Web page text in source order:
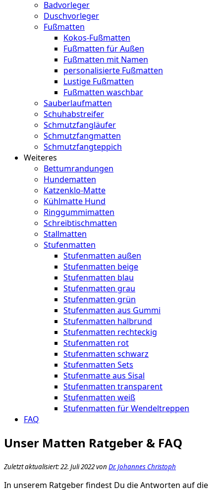
Badvorleger
Duschvorleger
Fußmatten
Kokos-Fußmatten
Fußmatten für Außen
Fußmatten mit Namen
personalisierte Fußmatten
Lustige Fußmatten
Fußmatten waschbar
Sauberlaufmatten
Schuhabstreifer
Schmutzfangläufer
Schmutzfangmatten
Schmutzfangteppich
Weiteres
Bettumrandungen
Hundematten
Katzenklo-Matte
Kühlmatte Hund
Ringgummimatten
Schreibtischmatten
Stallmatten
Stufenmatten
Stufenmatten außen
Stufenmatten beige
Stufenmatten blau
Stufenmatten grau
Stufenmatten grün
Stufenmatten aus Gummi
Stufenmatten halbrund
Stufenmatten rechteckig
Stufenmatten rot
Stufenmatten schwarz
Stufenmatten Sets
Stufenmatte aus Sisal
Stufenmatten transparent
Stufenmatten weiß
Stufenmatten für Wendeltreppen
FAQ
Unser Matten Ratgeber & FAQ
Zuletzt aktualisiert: 22. Juli 2022 von Dr. Johannes Christoph
In unserem Ratgeber findest Du die Antworten auf die